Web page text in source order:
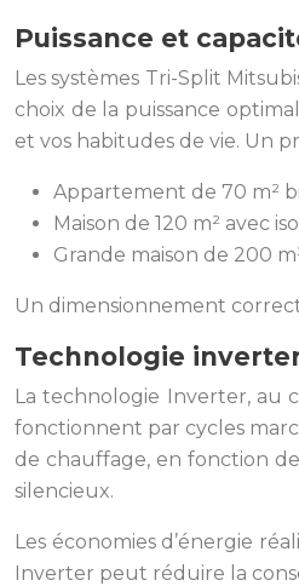
Puissance et
Les systèmes Tri-Split
choix de la puissance
et vos habitudes de vie. Un
Appartement de 70 m²
Maison de 120 m² avec
Grande maison de 200
Un dimensionnement
Technologie
La technologie Inverter, au
fonctionnent par cycles
de chauffage, en fonction
silencieux.
Les économies d’énergie
Inverter peut réduire la